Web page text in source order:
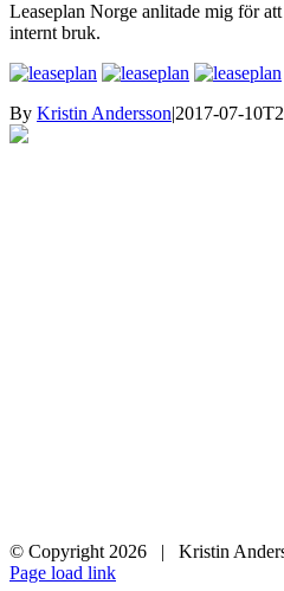
Image
Leaseplan Norge anlitade mig för
internt bruk.
By Kristin Andersson|2017-07-
© Copyright 2026 | Kristin
Instagram
Facebook
Page load link